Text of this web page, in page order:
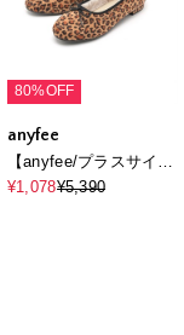
80%OFF
anyfee
【anyfee/プラスサイ
ズ】バレエシューズ
¥1,078¥5,390